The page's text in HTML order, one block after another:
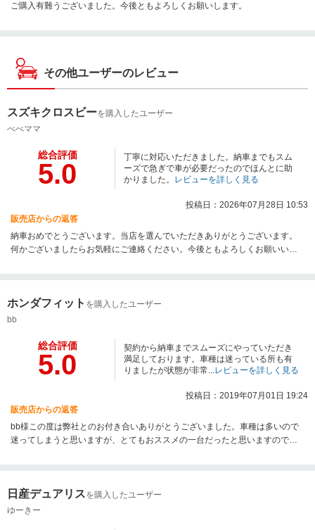
ご購入有難うございました。今後ともよろしくお願いします。
その他ユーザーのレビュー
スズキクロスビーを購入したユーザー
べべママ
総合評価
5.0
丁寧に対応いただきました。納車までもスム
ーズで急ぎで車が必要だったのでほんとに助
かりました。 レビューを詳しく見る
投稿日：2026年07月28日 10:53
販売店からの返答
納車おめでとうございます。当店を選んでいただきありがとうございます。
何かございましたらお気軽にご連絡ください。今後ともよろしくお願いいた
ホンダフィット を購入したユーザー
bb
総合評価
5.0
契約から納車までスムーズにやっていただき
満足しております。車種は迷っている所も有
りましたが状態が非常...レビューを詳しく見る
投稿日：2019年07月01日 19:24
販売店からの返答
bb様この度は弊社とのお付き合いありがとうございました。車種は多いので
迷ってしまうと思いますが、とてもおススメの一台だったと思いますのでご
だく際に私共でのメンテナンス等精一杯のお手伝いをさせていただけたらと
日産デュアリスを購入したユーザー
ゆーきー